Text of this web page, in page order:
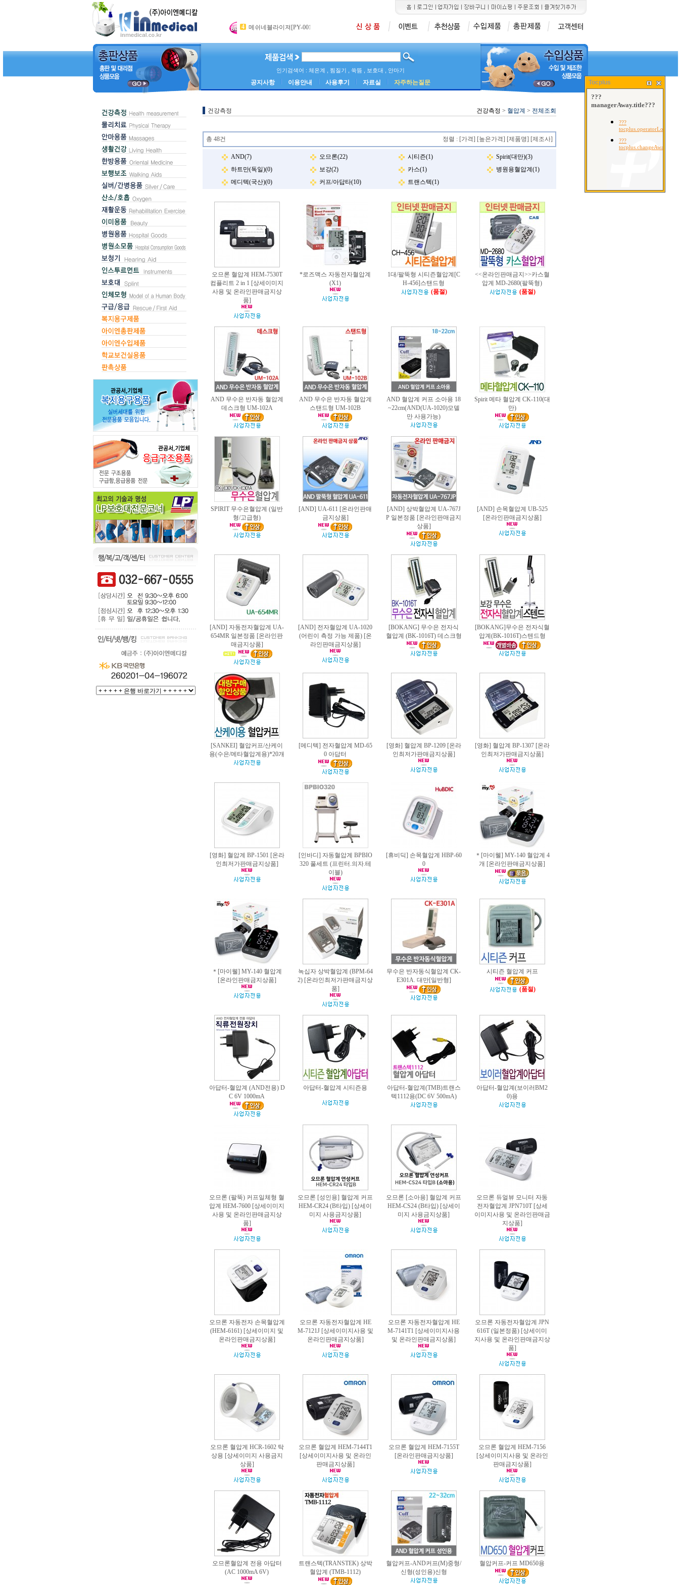
4 메쉬네블라이져[PY-001] 카미석션기[ASK-30] 산소포화도측정기[MD300C1]
7 산케이 메타혈압계 오랄픽[구강세척기 SD-101]
3 극동[PRO-1000]
인기검색어 : 체온계 , 찜질기 , 쑥뜸 , 보호대 , 안마기
공지사항 이용안내 사용후기 자료실 자주하는질문
건강측정 건강측정 > 혈압계 > 전체조회
총 48건 정렬 : [가격] [높은가격] [제품명] [제조사]
AND(7) 오므론(22) 시티즌(1)
Spirit(대만)(3)
하트만(독일)(0)
보강(2) 카스(1)
병원용혈압계(1)
메디텍(국산)(0)
커프/아답타(10) 트랜스텍(1)
오므론 혈압계 HEM-7530T
컴플리트 2 in 1 [상세이미지
사용 및 온라인판매금지상
품]
*로즈맥스 자동전자혈압계
(X1)
1대/팔뚝형 시티즌혈압계[C
H-456]스탠드형
(품절)
<<온라인판매금지>>카스혈
압계 MD-2680(팔뚝형)
(품절)
AND 무수은 반자동 혈압계
데스크형 UM-102A
AND 무수은 반자동 혈압계
스탠드형 UM-102B
AND 혈압계 커프 소아용 18
~22cm(AND(UA-1020)모델
만 사용가능)
Spirit 메타 혈압계 CK-110(대
만)
SPIRIT 무수은혈압계 (일반
형/고급형)
[AND] UA-611 [온라인판매
금지상품]
[AND] 상박혈압계 UA-767J
P 일본정품 [온라인판매금지
상품]
[AND] 손목혈압계 UB-525
[온라인판매금지상품]
[AND] 자동전자혈압계 UA-
654MR 일본정품 [온라인판
매금지상품]
[AND] 전자혈압계 UA-1020
(어린이 측정 가능 제품) [온
라인판매금지상품]
[BOKANG] 무수은 전자식
혈압계 (BK-1016T) 데스크형
[BOKANG]무수은 전자식혈
압계(BK-1016T)스텐드형
[SANKEI] 혈압커프/산케이
용(수은/메타혈압계용)*20개
[메디텍] 전자혈압계 MD-65
0 아답터
[영화] 혈압계 BP-1209 [온라
인최저가판매금지상품]
[영화] 혈압계 BP-1307 [온라
인최저가판매금지상품]
[영화] 혈압계 BP-1501 [온라
인최저가판매금지상품]
[인바디] 자동혈압계 BPBIO
320 풀세트 (프린터.의자.테
이블)
[휴비딕] 손목혈압계 HBP-60
0
＊[마이웰] MY-140 혈압계 4
개 [온라인판매금지상품]
＊[마이웰] MY-140 혈압계
[온라인판매금지상품]
녹십자 상박혈압계 (BPM-64
2) [온라인최저가판매금지상
품]
무수은 반자동식혈압계 CK-
E301A. 대만[일반형]
시티즌 혈압계 커프
(품절)
아답터-혈압계 (AND전용) D
C 6V 1000mA
아답터-혈압계 시티즌용
아답터-혈압계(TMB)트랜스
텍1112용(DC 6V 500mA)
아답터-혈압계(보이러BM2
0)용
오므론 (팔뚝) 커프일체형 혈
압계 HEM-7600 [상세이미지
사용 및 온라인판매금지상
품]
오므론 [성인용] 혈압계 커프
HEM-CR24 (B타입) [상세이
미지 사용금지상품]
오므론 [소아용] 혈압계 커프
HEM-CS24 (B타입) [상세이
미지 사용금지상품]
오므론 듀얼뷰 모니터 자동
전자혈압계 JPN710T [상세
이미지사용 및 온라인판매금
지상품]
오므론 자동전자 손목혈압계
(HEM-6161) [상세이미지 및
온라인판매금지상품]
오므론 자동전자혈압계 HE
M-7121J [상세이미지사용 및
온라인판매금지상품]
오므론 자동전자혈압계 HE
M-7141T1 [상세이미지사용
및 온라인판매금지상품]
오므론 자동전자혈압계 JPN
616T (일본정품) [상세이미
지사용 및 온라인판매금지상
품]
오므론 혈압계 HCR-1602 탁
상용 [상세이미지 사용금지
상품]
오므론 혈압계 HEM-7144T1
[상세이미지사용 및 온라인
판매금지상품]
오므론 혈압계 HEM-7155T
[온라인판매금지상품]
오므론 혈압계 HEM-7156
[상세이미지사용 및 온라인
판매금지상품]
오므론혈압계 전용 아답터
(AC 1000mA 6V)
트랜스텍(TRANSTEK) 상박
혈압계 (TMB-1112)
혈압커프-AND커프(M)중형/
신형(성인용)신형
혈압커프-커프 MD650용
Tocplus